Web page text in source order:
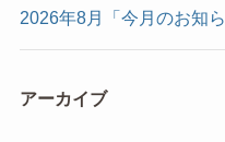
2026年8月「今月のお知ら
アーカイブ